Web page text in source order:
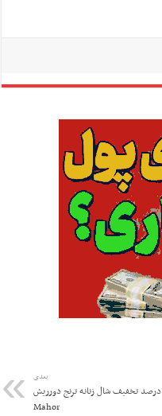
بعدی
۶۰درصد تخفیف شال زنانه ترنج دورریش
Mahor